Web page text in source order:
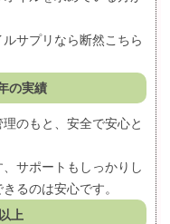
サプリなら断然こちら
の実績
のもと、安全で安心と
サポートもしっかりし
るのは安心です。
上